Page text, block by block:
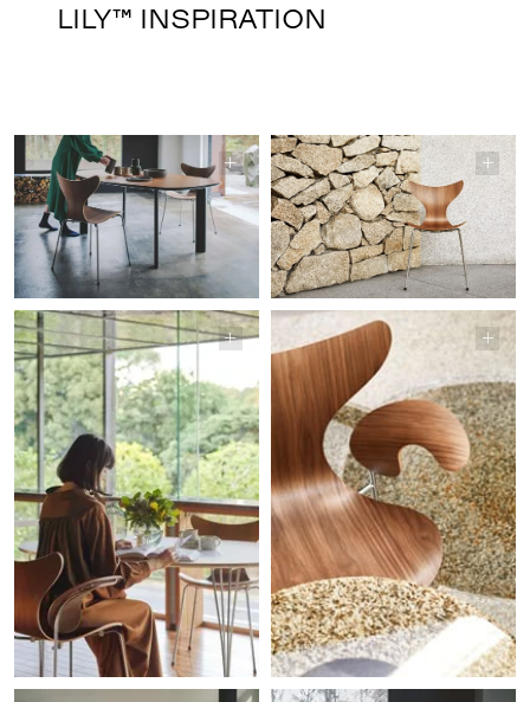
LILY™ INSPIRATION